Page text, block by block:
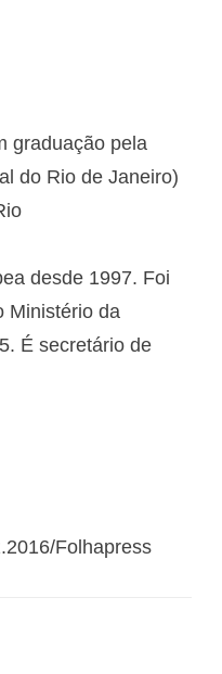
graduação pela
do Rio de Janeiro)
desde 1997. Foi
Ministério da
É secretário de
Folhapress